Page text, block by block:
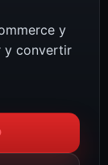
y
y convertir